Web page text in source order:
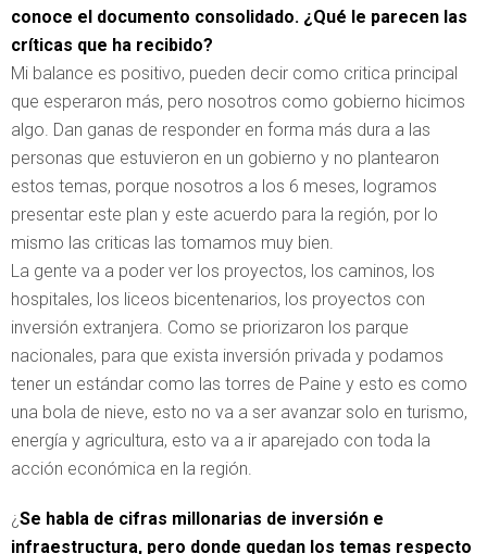
conoce el documento consolidado. ¿Qué le parecen las
críticas que ha recibido?
Mi balance es positivo, pueden decir como critica principal
que esperaron más, pero nosotros como gobierno hicimos
algo. Dan ganas de responder en forma más dura a las
personas que estuvieron en un gobierno y no plantearon
estos temas, porque nosotros a los 6 meses, logramos
presentar este plan y este acuerdo para la región, por lo
mismo las criticas las tomamos muy bien.
La gente va a poder ver los proyectos, los caminos, los
hospitales, los liceos bicentenarios, los proyectos con
inversión extranjera. Como se priorizaron los parque
nacionales, para que exista inversión privada y podamos
tener un estándar como las torres de Paine y esto es como
una bola de nieve, esto no va a ser avanzar solo en turismo,
energía y agricultura, esto va a ir aparejado con toda la
acción económica en la región.
¿Se habla de cifras millonarias de inversión e
infraestructura, pero donde quedan los temas respecto